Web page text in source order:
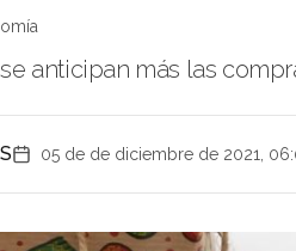
anticipan más las
05 de de diciembre de 2021,